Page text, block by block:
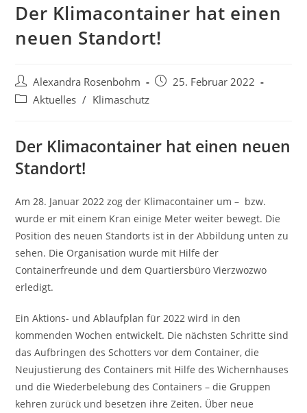
Der Klimacontainer hat einen
neuen Standort!
Beitrags-
Autor:
Alexandra Rosenbohm
Beitrag25. Februar 2022
Beitrags-
Aktuelles / Klimaschutz
Der Klimacontainer hat einen neuen
Standort!
Am 28. Januar 2022 zog der Klimacontainer um – bzw.
wurde er mit einem Kran einige Meter weiter bewegt. Die
Position des neuen Standorts ist in der Abbildung unten zu
sehen. Die Organisation wurde mit Hilfe der
Containerfreunde und dem Quartiersbüro Vierzwozwo
erledigt.
Ein Aktions- und Ablaufplan für 2022 wird in den
kommenden Wochen entwickelt. Die nächsten Schritte sind
das Aufbringen des Schotters vor dem Container, die
Neujustierung des Containers mit Hilfe des Wichernhauses
und die Wiederbelebung des Containers – die Gruppen
kehren zurück und besetzen ihre Zeiten. Über neue